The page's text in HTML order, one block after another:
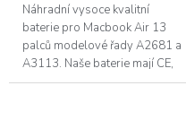
Náhradní vysoce kvalitní
baterie pro Macbook Air 13
palců modelové řady A2681 a
A3113. Naše baterie mají CE,
FC a RoHS certifikace. Záruka 1